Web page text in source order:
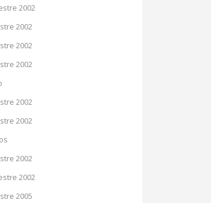
2002
2002
2002
2002
2002
2002
2002
2002
2005